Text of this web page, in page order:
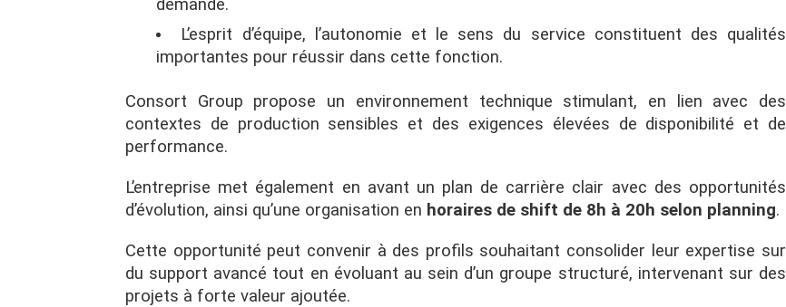
demandé.
L’esprit d’équipe, l’autonomie et le sens du service constituent des qualités
importantes pour réussir dans cette fonction.
Consort Group propose un environnement technique stimulant, en lien avec des
contextes de production sensibles et des exigences élevées de disponibilité et de
performance.
L’entreprise met également en avant un plan de carrière clair avec des opportunités
d’évolution, ainsi qu’une organisation en horaires de shift de 8h à 20h selon planning.
Cette opportunité peut convenir à des profils souhaitant consolider leur expertise sur
du support avancé tout en évoluant au sein d’un groupe structuré, intervenant sur des
projets à forte valeur ajoutée.